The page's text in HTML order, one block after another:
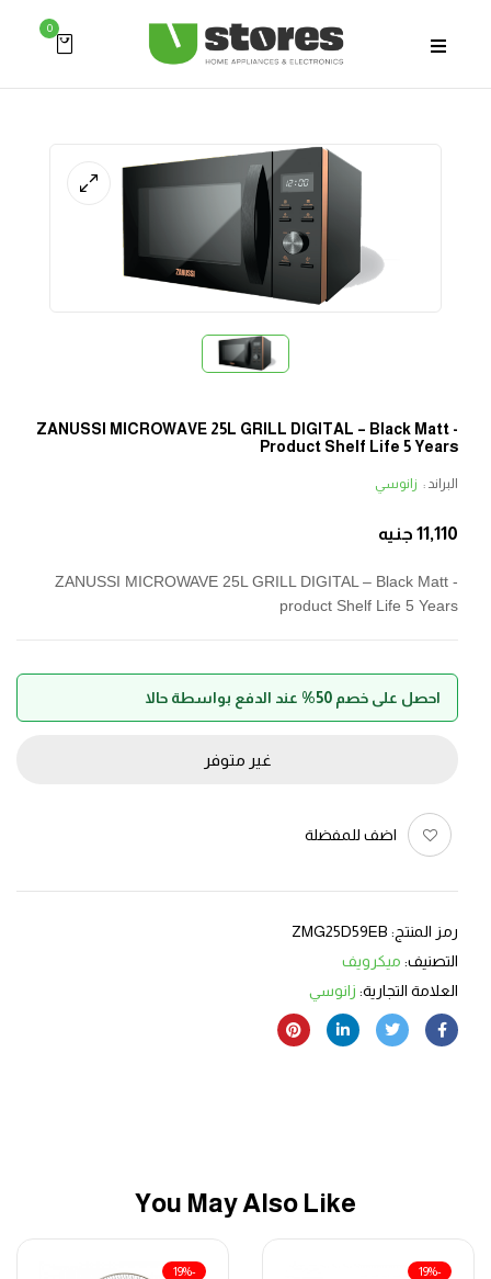
0
ZANUSSI MICROWAVE 25L GRILL DIGITAL – Black Matt -
Product Shelf Life 5 Years
البراند : زانوسي
11,110 جنيه
ZANUSSI MICROWAVE 25L GRILL DIGITAL – Black Matt -
product Shelf Life 5 Years
احصل على خصم 50% عند الدفع بواسطة حالا
غير متوفر
اضف للمفضلة
رمز المنتج: ZMG25D59EB
التصنيف: ميكرويف
العلامة التجارية: زانوسي
You May Also Like
-19%
-19%